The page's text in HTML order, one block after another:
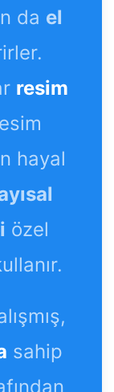
da el
resim
hayal
özel
sahip